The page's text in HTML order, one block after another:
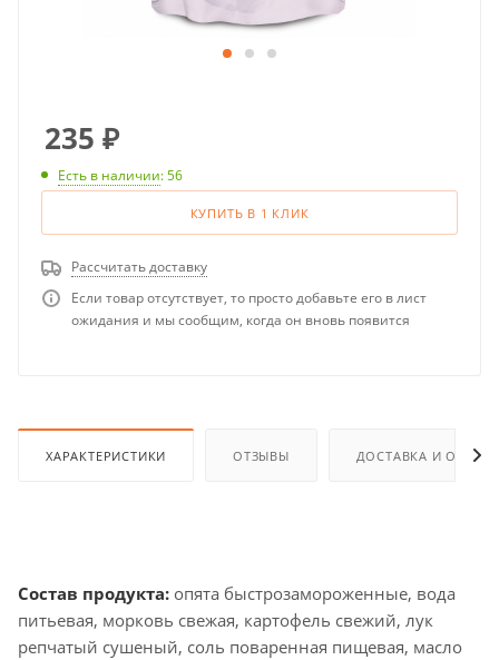
235 ₽
Есть в наличии: 56
КУПИТЬ В 1 КЛИК
Рассчитать доставку
Если товар отсутствует, то просто добавьте его в лист
ожидания и мы сообщим, когда он вновь появится
ХАРАКТЕРИСТИКИ ОТЗЫВЫ ДОСТАВКА И
Состав продукта: опята быстрозамороженные, вода
питьевая, морковь свежая, картофель свежий, лук
репчатый сушеный, соль поваренная пищевая, масло